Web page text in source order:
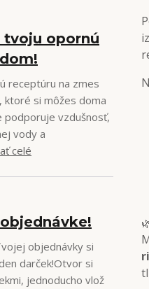
tvoju opornú
receptúru na zmes
si môžes doma
podporuje vzdušnosť,
vody a
celé
objednávky si
darček!Otvor si
jednoducho vlož